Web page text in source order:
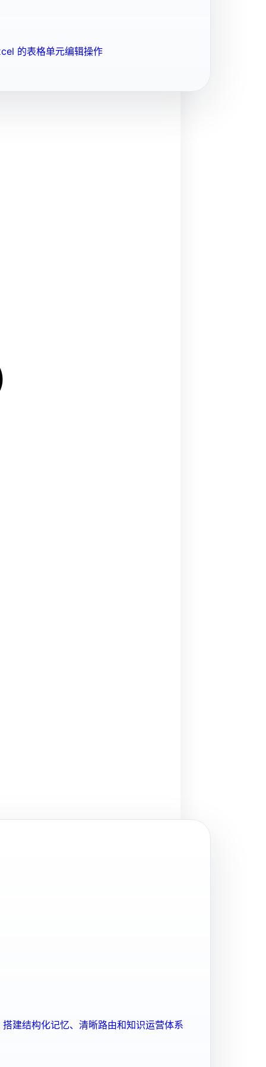
的表格单元编辑操作
建结构化记忆、清晰路由和知识运营体系